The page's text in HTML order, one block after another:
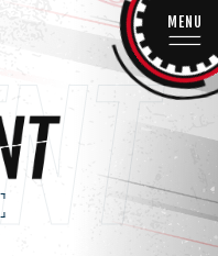
MENU